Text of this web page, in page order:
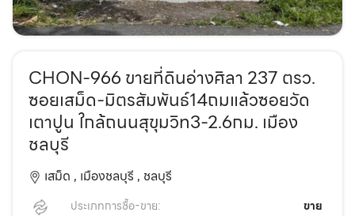
CHON-966 ขายที่ดินอ่างศิลา 237 ตรว.
ซอยเสม็ด-มิตรสัมพันธ์14ถมแล้วซอยวัด
เตาปูน ใกล้ถนนสุขุมวิท3-2.6กม. เมือง
ชลบุรี
เสม็ด , เมืองชลบุรี , ชลบุรี
ประเภทการซื้อ-ขาย: ขาย